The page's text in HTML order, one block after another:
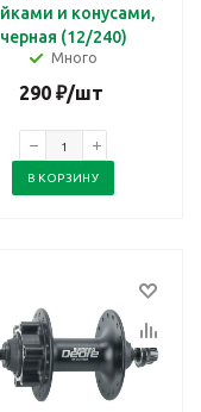
и конусами,
черная (12/240)
Много
290₽/шт
В КОРЗИНУ